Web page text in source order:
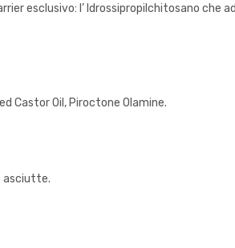
esclusivo: l’ Idrossipropilchitosano che
Castor Oil, Piroctone Olamine.
asciutte.